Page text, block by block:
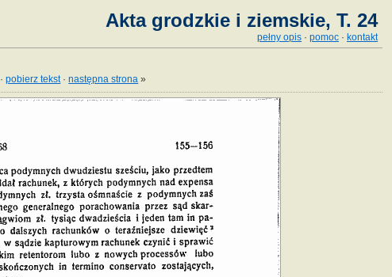
Akta grodzkie i ziemskie, T. 24
pełny opis · pomoc · kontakt
·pobierz tekst·następna strona »